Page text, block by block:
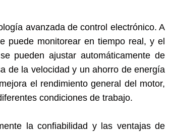
avanzada de control electrónico. A
puede monitorear en tiempo real, y el
pueden ajustar automáticamente de
de la velocidad y un ahorro de energía
el rendimiento general del motor,
condiciones de trabajo.
la confiabilidad y las ventajas de